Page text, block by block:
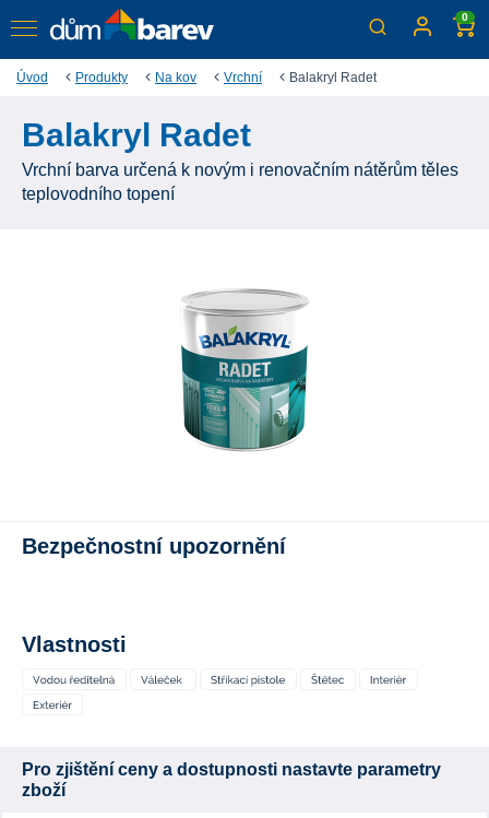
0
Úvod Produkty Na kov Vrchní Balakryl Radet
Balakryl Radet
Vrchní barva určená k novým i renovačním nátěrům těles
teplovodního topení
Bezpečnostní upozornění
Vlastnosti
Pro zjištění ceny a dostupnosti nastavte parametry
zboží